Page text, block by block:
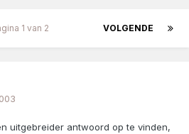
VOLGENDE
1 van 2
uitgebreider antwoord op te vinden,